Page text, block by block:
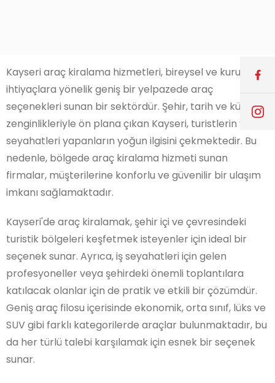
Kayseri araç kiralama hizmetleri, bireysel ve kurumsal
ihtiyaçlara yönelik geniş bir yelpazede araç
seçenekleri sunan bir sektördür. Şehir, tarih ve kültür
zenginlikleriyle ön plana çıkan Kayseri, turistlerin ve iş
seyahatleri yapanların yoğun ilgisini çekmektedir. Bu
nedenle, bölgede araç kiralama hizmeti sunan
firmalar, müşterilerine konforlu ve güvenilir bir ulaşım
imkanı sağlamaktadır.
Kayseri'de araç kiralamak, şehir içi ve çevresindeki
turistik bölgeleri keşfetmek isteyenler için ideal bir
seçenek sunar. Ayrıca, iş seyahatleri için gelen
profesyoneller veya şehirdeki önemli toplantılara
katılacak olanlar için de pratik ve etkili bir çözümdür.
Geniş araç filosu içerisinde ekonomik, orta sınıf, lüks ve
SUV gibi farklı kategorilerde araçlar bulunmaktadır, bu
da her türlü talebi karşılamak için esnek bir seçenek
sunar.